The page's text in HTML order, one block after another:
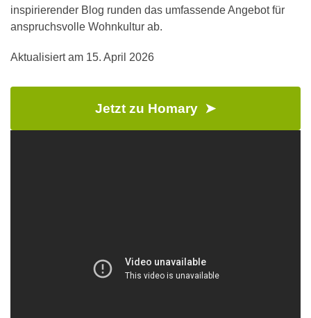
inspirierender Blog runden das umfassende Angebot für
anspruchsvolle Wohnkultur ab.
Aktualisiert am 15. April 2026
Jetzt zu Homary ➤